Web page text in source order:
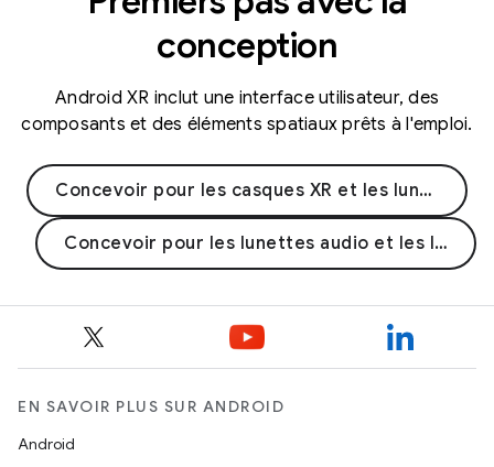
conception
Android XR inclut une interface utilisateur, des
composants et des éléments spatiaux prêts à l'emploi.
Concevoir pour les casques XR et les lunettes XR filaires
Concevoir pour les lunettes audio et les lunettes avec écran
EN SAVOIR PLUS SUR ANDROID
Android